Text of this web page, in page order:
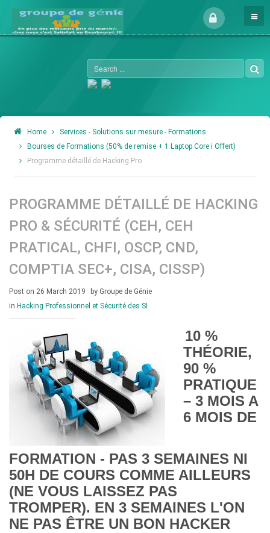
Home
Services - Solutions sur mesure - Formations
Bourses de Formations (50% de remise + 1 Laptop Core i Offert)
Programme détaillé de Hacking Pro
PROGRAMME DÉTAILLÉ DE HACKING
PRO & SÉCURITÉ (CEH, CEH
PRATICAL, CHFI, OSCP, CND,
COMPTIA SEC+, CISA, CISSP)
Post on 26 March 2019
by Groupe de Génie
in Hacking Professionnel et Sécurité des SI
10 %
THÉORIE,
90 %
PRATIQUE
– 3 MOIS A
6 MOIS DE
FORMATION - PAS 3 SEMAINES NI
50H DE COURS COMME AILLEURS
(NE VOUS LAISSEZ PAS
TROMPER). EN 3 SEMAINES L'ON
NE PAS ÊTRE UN BON HACKER